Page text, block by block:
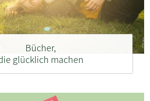
Bücher,
glücklich machen